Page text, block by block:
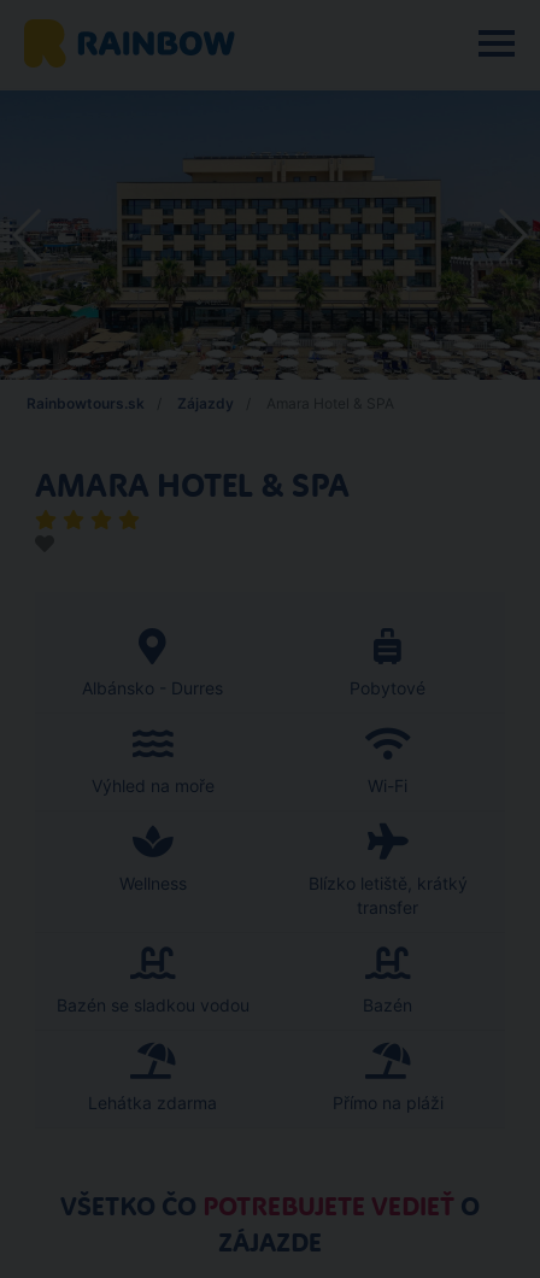
Rainbowtours.sk Zájazdy
AMARA HOTEL & SPA
Albánsko - Durres Pobytové
Výhled na moře Wi-Fi
Wellness
Blízko letiště, krátký
transfer
Bazén se sladkou vodou Bazén
Lehátka zdarma Přímo na pláži
VŠETKO ČO POTREBUJETE VEDIEŤ O
ZÁJAZDE